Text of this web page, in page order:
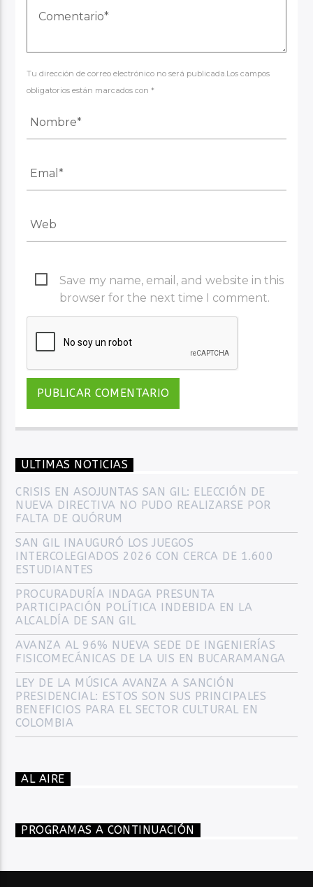
Tu dirección de correo electrónico no será publicada.Los campos
obligatorios están marcados con *
Save my name, email, and website in this
browser for the next time I comment.
ULTIMAS NOTICIAS
CRISIS EN ASOJUNTAS SAN GIL: ELECCIÓN DE
NUEVA DIRECTIVA NO PUDO REALIZARSE POR
FALTA DE QUÓRUM
SAN GIL INAUGURÓ LOS JUEGOS
INTERCOLEGIADOS 2026 CON CERCA DE 1.600
ESTUDIANTES
PROCURADURÍA INDAGA PRESUNTA
PARTICIPACIÓN POLÍTICA INDEBIDA EN LA
ALCALDÍA DE SAN GIL
AVANZA AL 96% NUEVA SEDE DE INGENIERÍAS
FISICOMECÁNICAS DE LA UIS EN BUCARAMANGA
LEY DE LA MÚSICA AVANZA A SANCIÓN
PRESIDENCIAL: ESTOS SON SUS PRINCIPALES
BENEFICIOS PARA EL SECTOR CULTURAL EN
COLOMBIA
AL AIRE
PROGRAMAS A CONTINUACIÓN